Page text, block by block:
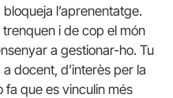
l’aprenentatge.
i de cop el món
a gestionar-ho. Tu
docent, d’interès per la
fa que es vinculin més